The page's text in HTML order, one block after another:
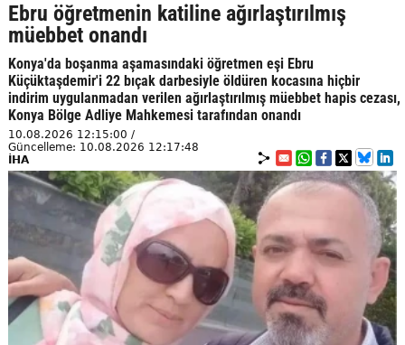
Ebru öğretmenin katiline ağırlaştırılmış
müebbet onandı
Konya'da boşanma aşamasındaki öğretmen eşi Ebru
Küçüktaşdemir'i 22 bıçak darbesiyle öldüren kocasına hiçbir
indirim uygulanmadan verilen ağırlaştırılmış müebbet hapis cezası,
Konya Bölge Adliye Mahkemesi tarafından onandı
10.08.2026 12:15:00 /
Güncelleme: 10.08.2026 12:17:48
İHA